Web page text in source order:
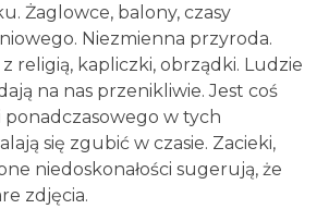
Żaglowce, balony, czasy
Niezmienna przyroda.
religią, kapliczki, obrządki. Ludzie
na nas przenikliwie. Jest coś
w tych
się zgubić w czasie. Zacieki,
niedoskonałości sugerują, że
zdjęcia.